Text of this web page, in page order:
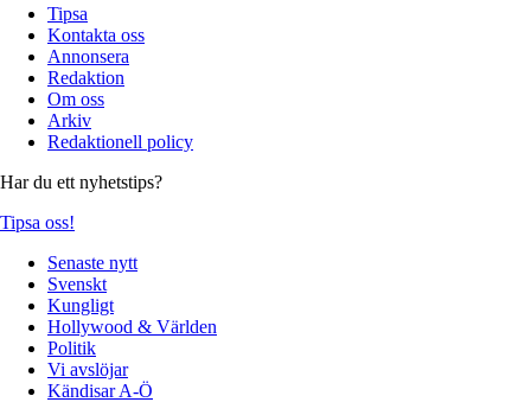
Tipsa
Kontakta oss
Annonsera
Redaktion
Om oss
Arkiv
Redaktionell policy
Har du ett nyhetstips?
Tipsa oss!
Senaste nytt
Svenskt
Kungligt
Hollywood & Världen
Politik
Vi avslöjar
Kändisar A-Ö